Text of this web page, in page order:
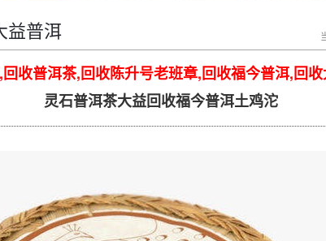
益普洱
收普洱茶,回收陈升号老班章,回收福今普洱,回
灵石普洱茶大益回收福今普洱土鸡沱